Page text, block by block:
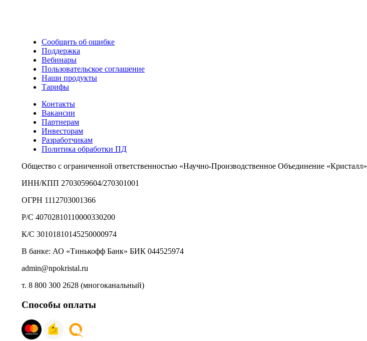
Сообщить об ошибке
Поддержка
Вебинары
Пользовательское соглашение
Наши продукты
Тарифы
Контакты
Вакансии
Партнерам
Инвесторам
Разработчикам
Политика обработки ПД
Общество с ограниченной ответственностью «Научно-Производственное Объединение «Кристалл»
ИНН/КПП 2703059604/270301001
ОГРН 1112703001366
Р/С 40702810110000330200
К/С 30101810145250000974
В банке: АО «Тинькофф Банк» БИК 044525974
admin@npokristal.ru
т. 8 800 300 2628 (многоканальный)
Способы оплаты